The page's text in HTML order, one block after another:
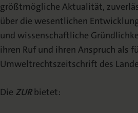
VERÖFFENTLICHEN
Autorenhinweise
Mediadaten
größtmögliche Aktualität,
über die wesentlichen
und wissenschaftliche
ihren Ruf und ihren Anspruch als
Umweltrechtszeitschrift des
Die ZURbietet: